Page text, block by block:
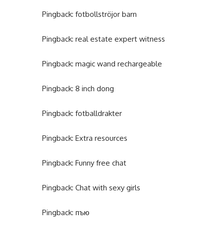
Pingback: fotbollströjor barn
Pingback: real estate expert witness
Pingback: magic wand rechargeable
Pingback: 8 inch dong
Pingback: fotballdrakter
Pingback: Extra resources
Pingback: Funny free chat
Pingback: Chat with sexy girls
Pingback: пъю